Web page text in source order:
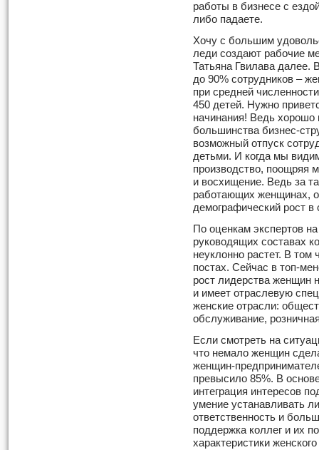
работы в бизнесе с
либо падаете.
Хочу с большим
леди создают рабочие
Татьяна Гвилава далее.
до 90% сотрудников –
при средней
450 детей. Нужно
начинания! Ведь хорошо
большинства бизнес-
возможный отпуск
детьми. И когда мы
производство, поощряя
и восхищение. Ведь за
работающих женщинах,
демографический рост в
По оценкам экспертов
руководящих составах
неуклонно растет. В
постах. Сейчас в топ-
рост лидерства женщин
и имеет отраслевую
женские отрасли:
обслуживание,
Если смотреть на
что немало женщин
женщин-
превысило 85%. В
интеграция интересов
умение устанавливать
ответственность и
поддержка коллег и их
характеристики